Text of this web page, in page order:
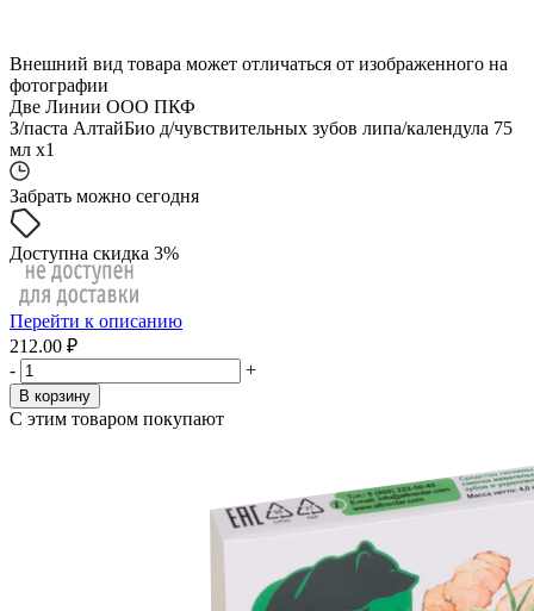
Внешний вид товара может отличаться от изображенного на
фотографии
Две Линии ООО ПКФ
З/паста АлтайБио д/чувствительных зубов липа/календула 75
мл x1
Забрать можно сегодня
Доступна скидка 3%
Перейти к описанию
212.00 ₽
-
+
В корзину
С этим товаром покупают